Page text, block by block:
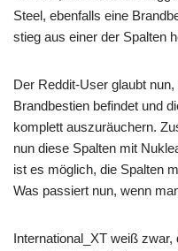
Steel, ebenfalls eine
stieg aus einer der Spalten
Der Reddit-User glaubt
Brandbestien befindet und
komplett auszuräuchern.
nun diese Spalten mit
ist es möglich, die Spalten
Was passiert nun, wenn
International_XT weiß